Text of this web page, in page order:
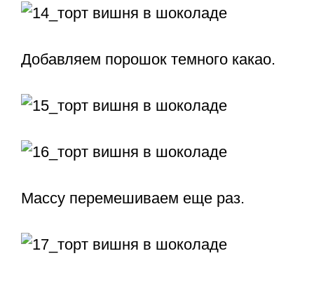
Добавляем порошок темного какао.
Массу перемешиваем еще раз.